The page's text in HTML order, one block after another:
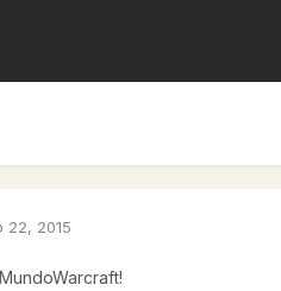
22, 2015